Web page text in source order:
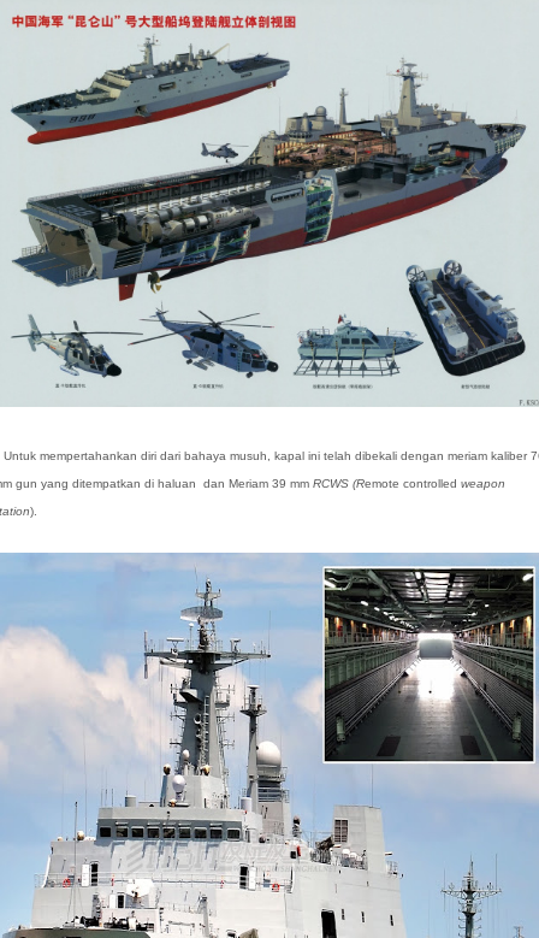
mempertahankan diri dari bahaya musuh, kapal ini telah dibekali dengan meriam kaliber
gun yang ditempatkan di haluan dan Meriam 39 mm RCWS (Remote controlled weapon
).